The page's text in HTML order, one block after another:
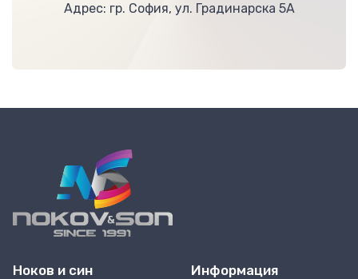
Адрес: гр. София, ул. Градинарска 5А
Ноков и син Информация